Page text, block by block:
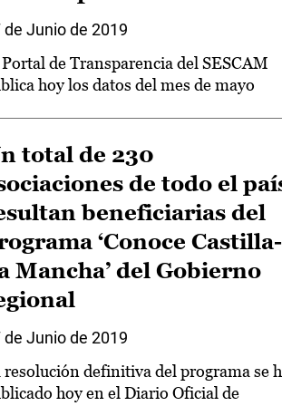
de Junio de 2019
de Transparencia del SESCAM
hoy los datos del mes de mayo
total de 230
de todo el
beneficiarias del
‘Conoce Castilla-
Mancha’ del Gobierno
de Junio de 2019
resolución definitiva del programa se
hoy en el Diario Oficial de